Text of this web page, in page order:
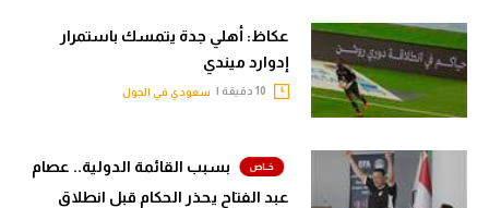
عكاظ: أهلي جدة يتمسك باستمرار
إدوارد ميندي
سعودي في الجول
بسبب القائمة الدولية.. عصام
عبد الفتاح يحذر الحكام قبل انطلاق